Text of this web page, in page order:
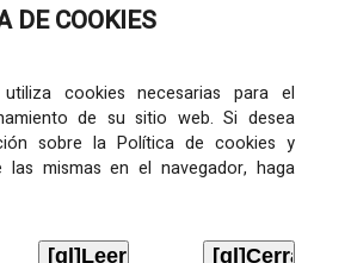
DE COOKIES
cookies necesarias para el
de su sitio web. Si desea
sobre la Política de cookies y
las mismas en el navegador, haga
Amosar
Amosar
Extracto do Pleno ordinario de data 2.7.2020